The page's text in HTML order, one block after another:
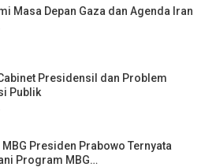
Masa Depan Gaza dan Agenda Iran
Presidensil dan Problem
Publik
Presiden Prabowo Ternyata
Program MBG…